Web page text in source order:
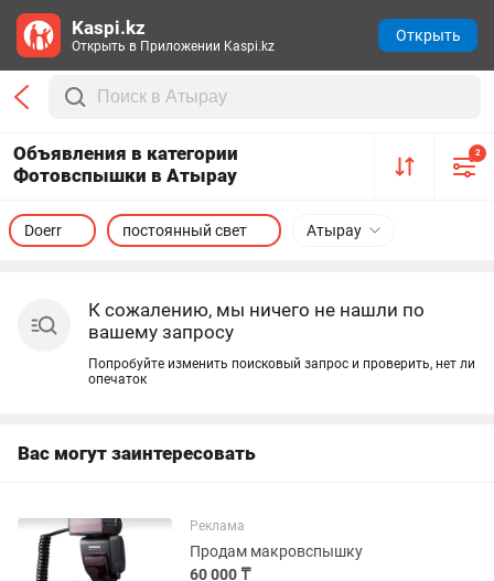
Объявления в категории
Фотовспышки в Атырау
2
Атырау
Doerr постоянный свет
К сожалению, мы ничего не нашли по
вашему запросу
Попробуйте изменить поисковый запрос и проверить, нет ли
опечаток
Вас могут заинтересовать
Реклама
Продам макровспышку
60 000 ₸
Kaspi.kz
Открыть в Приложении Kaspi.kz
Открыть